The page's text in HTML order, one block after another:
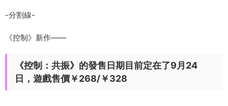
-分割線-
《控制》新作——
《控制：共振》的發售日期目前定在了9月24
日，遊戲售價￥268/￥328